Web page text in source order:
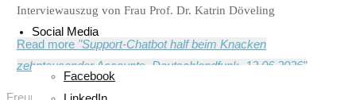
Social Media
Facebook
Interviewauszug von Frau Prof. Dr. Katrin Döveling
Read more "Support-Chatbot half beim Knacken
zehntausender Accounts, Deutschlandfunk, 13.06.2026"
Freundschaften / Interview